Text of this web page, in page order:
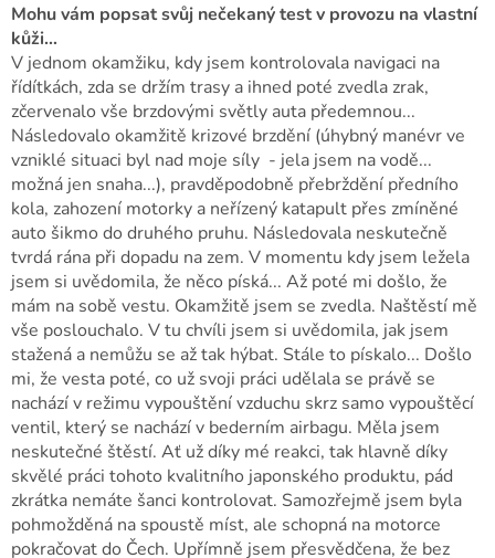
Mohu vám popsat svůj nečekaný test v provozu na vlastní
kůži…
V jednom okamžiku, kdy jsem kontrolovala navigaci na
řídítkách, zda se držím trasy a ihned poté zvedla zrak,
zčervenalo vše brzdovými světly auta předemnou...
Následovalo okamžitě krizové brzdění (úhybný manévr ve
vzniklé situaci byl nad moje síly - jela jsem na vodě...
možná jen snaha...), pravděpodobně přebrždění předního
kola, zahození motorky a neřízený katapult přes zmíněné
auto šikmo do druhého pruhu. Následovala neskutečně
tvrdá rána při dopadu na zem. V momentu kdy jsem ležela
jsem si uvědomila, že něco píská... Až poté mi došlo, že
mám na sobě vestu. Okamžitě jsem se zvedla. Naštěstí mě
vše poslouchalo. V tu chvíli jsem si uvědomila, jak jsem
stažená a nemůžu se až tak hýbat. Stále to pískalo... Došlo
mi, že vesta poté, co už svoji práci udělala se právě se
nachází v režimu vypouštění vzduchu skrz samo vypouštěcí
ventil, který se nachází v bederním airbagu. Měla jsem
neskutečné štěstí. Ať už díky mé reakci, tak hlavně díky
skvělé práci tohoto kvalitního japonského produktu, pád
zkrátka nemáte šanci kontrolovat. Samozřejmě jsem byla
pohmožděná na spoustě míst, ale schopná na motorce
pokračovat do Čech. Upřímně jsem přesvědčena, že bez